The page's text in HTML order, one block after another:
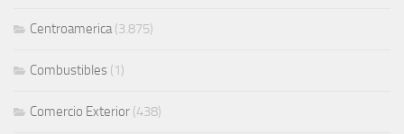
Centroamerica(3.875)
Combustibles (1)
Comercio Exterior (438)